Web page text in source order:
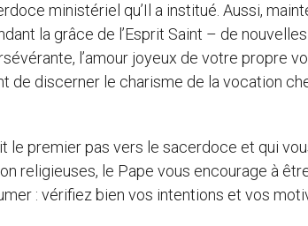
ministériel qu’Il a institué. Aussi,
la grâce de l’Esprit Saint – de
l’amour joyeux de votre propre
de discerner le charisme de la vocation
le premier pas vers le sacerdoce et qui
religieuses, le Pape vous encourage à
: vérifiez bien vos intentions et vos